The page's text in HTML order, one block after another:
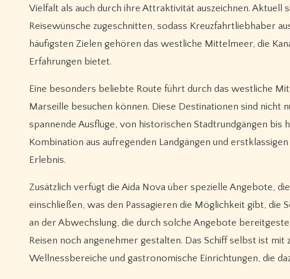
Vielfalt als auch durch ihre Attraktivität auszeichnen. Aktuell
Reisewünsche zugeschnitten, sodass Kreuzfahrtliebhaber
häufigsten Zielen gehören das westliche Mittelmeer, die
Erfahrungen bietet.
Eine besonders beliebte Route führt durch das westliche
Marseille besuchen können. Diese Destinationen sind
spannende Ausflüge, von historischen Stadtrundgängen bis
Kombination aus aufregenden Landgängen und
Erlebnis.
Zusätzlich verfügt die Aida Nova über spezielle Angebote,
einschließen, was den Passagieren die Möglichkeit gibt, die
an der Abwechslung, die durch solche Angebote
Reisen noch angenehmer gestalten. Das Schiff selbst ist
Wellnessbereiche und gastronomische Einrichtungen, die